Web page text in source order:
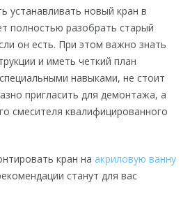
устанавливать новый кран в
полностью разобрать старый
он есть. При этом важно знать
и иметь четкий план
навыками, не стоит
пригласить для демонтажа, а
смесителя квалифицированного
кран на акриловую ванну
станут для вас